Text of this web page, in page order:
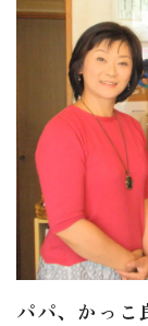
パパ、かっこ